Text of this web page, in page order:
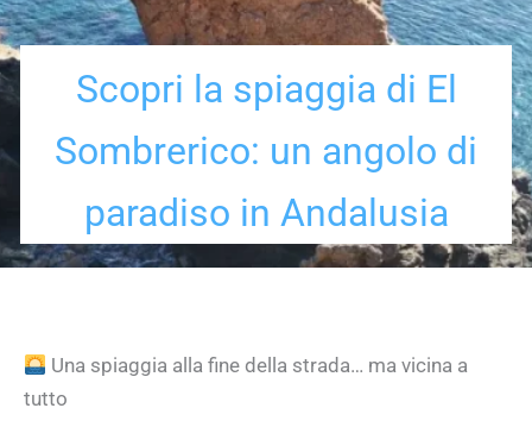
Scopri la spiaggia di El
Sombrerico: un angolo di
paradiso in Andalusia
Una spiaggia alla fine della strada… ma vicina a
tutto